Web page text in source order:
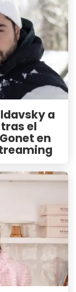
a
el
en